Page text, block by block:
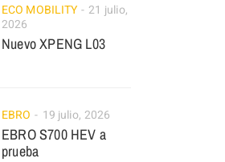
ECO MOBILITY
21 julio,
2026
Nuevo XPENG L03
EBRO 19 julio, 2026
EBRO S700 HEV a
prueba